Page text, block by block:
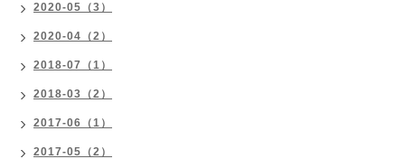
2020-05（3）
2020-04（2）
2018-07（1）
2018-03（2）
2017-06（1）
2017-05（2）